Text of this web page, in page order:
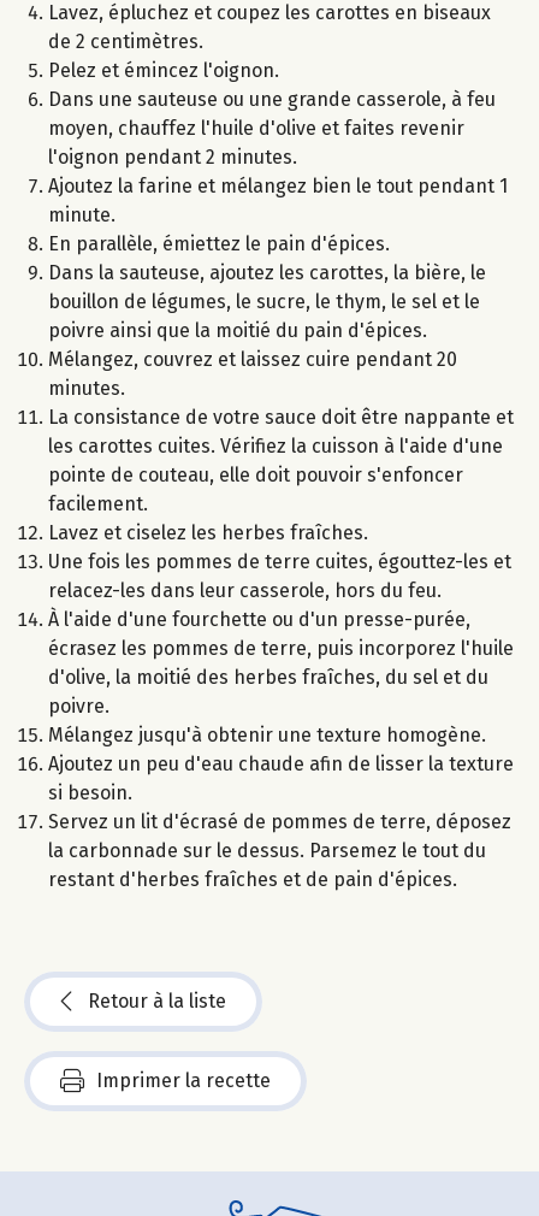
Lavez, épluchez et coupez les carottes en biseaux
de 2 centimètres.
Pelez et émincez l'oignon.
Dans une sauteuse ou une grande casserole, à feu
moyen, chauffez l'huile d'olive et faites revenir
l'oignon pendant 2 minutes.
Ajoutez la farine et mélangez bien le tout pendant 1
minute.
En parallèle, émiettez le pain d'épices.
Dans la sauteuse, ajoutez les carottes, la bière, le
bouillon de légumes, le sucre, le thym, le sel et le
poivre ainsi que la moitié du pain d'épices.
Mélangez, couvrez et laissez cuire pendant 20
minutes.
La consistance de votre sauce doit être nappante et
les carottes cuites. Vérifiez la cuisson à l'aide d'une
pointe de couteau, elle doit pouvoir s'enfoncer
facilement.
Lavez et ciselez les herbes fraîches.
Une fois les pommes de terre cuites, égouttez-les et
relacez-les dans leur casserole, hors du feu.
À l'aide d'une fourchette ou d'un presse-purée,
écrasez les pommes de terre, puis incorporez l'huile
d'olive, la moitié des herbes fraîches, du sel et du
poivre.
Mélangez jusqu'à obtenir une texture homogène.
Ajoutez un peu d'eau chaude afin de lisser la texture
si besoin.
Servez un lit d'écrasé de pommes de terre, déposez
la carbonnade sur le dessus. Parsemez le tout du
restant d'herbes fraîches et de pain d'épices.
Retour à la liste
Imprimer la recette